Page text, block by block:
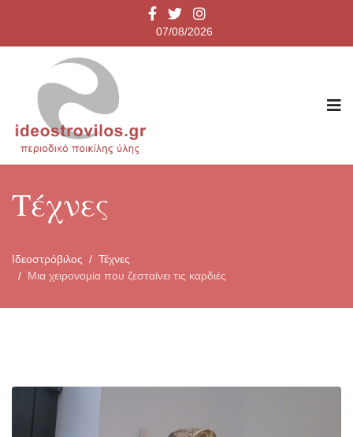
07/08/2026
Τέχνες
Ιδεοστρόβιλος
Τέχνες
Μια χειρονομία που ζεσταίνει τις καρδιές